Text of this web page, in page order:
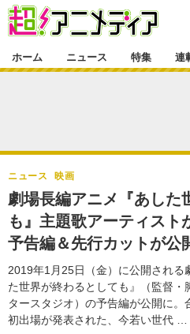
ゲーム・アプリ
グッズ
声優
舞台
特集一覧
ラキりす
連載マンガ
連載マンガ一覧
番組・動画
番組・動画一覧
動画
連載・ブログ
連載・ブログ一覧
編集部ブログ・お知らせ
ホーム ニュース 特集 連
劇場長編アニメ『あした
も』主題歌アーティスト
予告編＆先行カットが公
2019年1月25日（金）に公開される
た世界が終わるとしても』（監督
タースタジオ）の予告編が公開に
初出場が発表された、今若い世代 …
ニュース 映画